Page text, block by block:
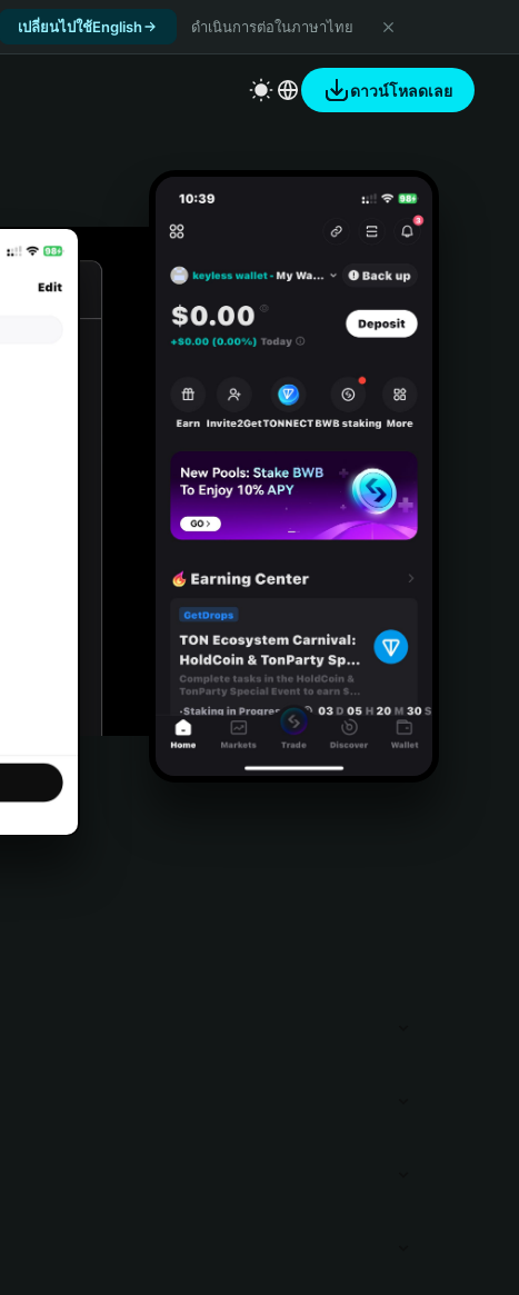
เปลี่ยนไปใช้English ดำเนินการต่อในภาษาไทย
ดาวน์โหลดเลย